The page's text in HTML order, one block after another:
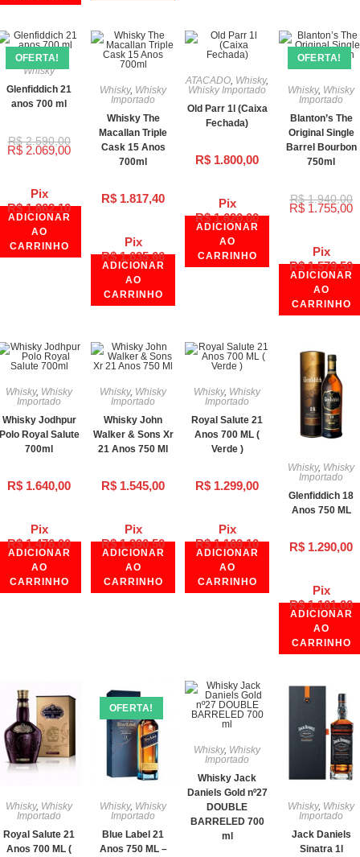
Pix
R$1.862,10
OFERTA!
Whisky
Glenfiddich 21
anos 700 ml
R$2.590,00
R$ 2.069,00
ADICIONAR
AO
CARRINHO
Pix
R$1.635,66
Whisky, Whisky
Importado
Whisky The
Macallan Triple
Cask 15 Anos
700ml
R$ 1.817,40
ADICIONAR
AO
CARRINHO
Pix
R$1.620,00
ATACADO, Whisky,
Whisky Importado
Old Parr 1l (Caixa
Fechada)
R$ 1.800,00
ADICIONAR
AO
CARRINHO
Pix
R$1.579,50
OFERTA!
Whisky, Whisky
Importado
Blanton’s The
Original Single
Barrel Bourbon
750ml
R$1.940,00
R$ 1.755,00
ADICIONAR
AO
CARRINHO
Pix
R$1.476,00
Whisky, Whisky
Importado
Whisky Jodhpur
Royal Salute
700ml
R$ 1.640,00
ADICIONAR
AO
CARRINHO
Pix
R$1.390,50
Whisky, Whisky
Importado
Whisky John
Walker & Sons Xr
21 Anos 750 Ml
R$ 1.545,00
ADICIONAR
AO
CARRINHO
Pix
R$1.169,10
Whisky, Whisky
Importado
Royal Salute 21
Anos 700 ML (
Verde )
R$ 1.299,00
ADICIONAR
AO
CARRINHO
Pix
R$1.161,00
Whisky, Whisky
Importado
Glenfiddich 18
Anos 750 ML
R$ 1.290,00
ADICIONAR
AO
CARRINHO
Whisky, Whisky
Importado
Royal Salute 21
Anos 700 ML (
OFERTA!
Whisky, Whisky
Importado
Blue Label 21
Anos 750 ML –
Whisky, Whisky
Importado
Whisky Jack
Daniels Gold nº27
DOUBLE
BARRELED 700
ml
Whisky, Whisky
Importado
Jack Daniels
Sinatra 1l